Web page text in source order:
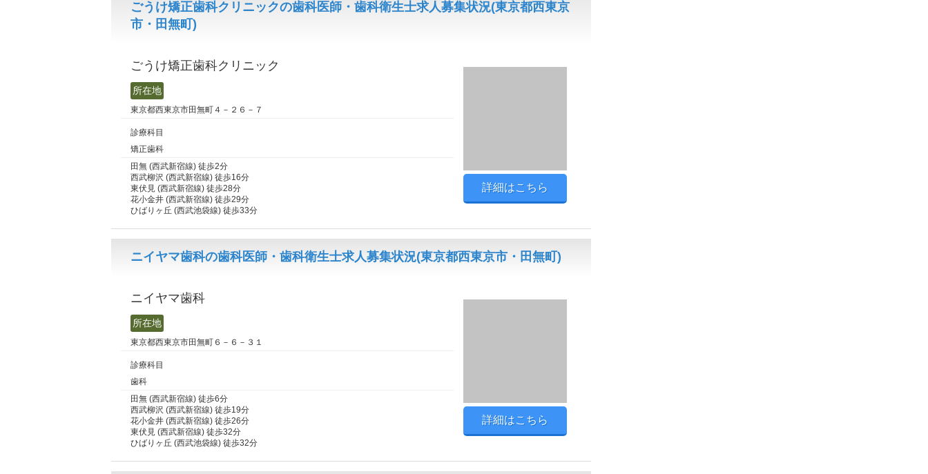
ごうけ矯正歯科クリニックの歯科医師・歯科衛生士求人募集状況(東京都西東京
市・田無町)
ごうけ矯正歯科クリニック
詳細はこちら
所在地
東京都西東京市田無町４－２６－７
診療科目
矯正歯科
田無 (西武新宿線) 徒歩2分
西武柳沢 (西武新宿線) 徒歩16分
東伏見 (西武新宿線) 徒歩28分
花小金井 (西武新宿線) 徒歩29分
ひばりヶ丘 (西武池袋線) 徒歩33分
ニイヤマ歯科の歯科医師・歯科衛生士求人募集状況(東京都西東京市・田無町)
ニイヤマ歯科
詳細はこちら
所在地
東京都西東京市田無町６－６－３１
診療科目
歯科
田無 (西武新宿線) 徒歩6分
西武柳沢 (西武新宿線) 徒歩19分
花小金井 (西武新宿線) 徒歩26分
東伏見 (西武新宿線) 徒歩32分
ひばりヶ丘 (西武池袋線) 徒歩32分